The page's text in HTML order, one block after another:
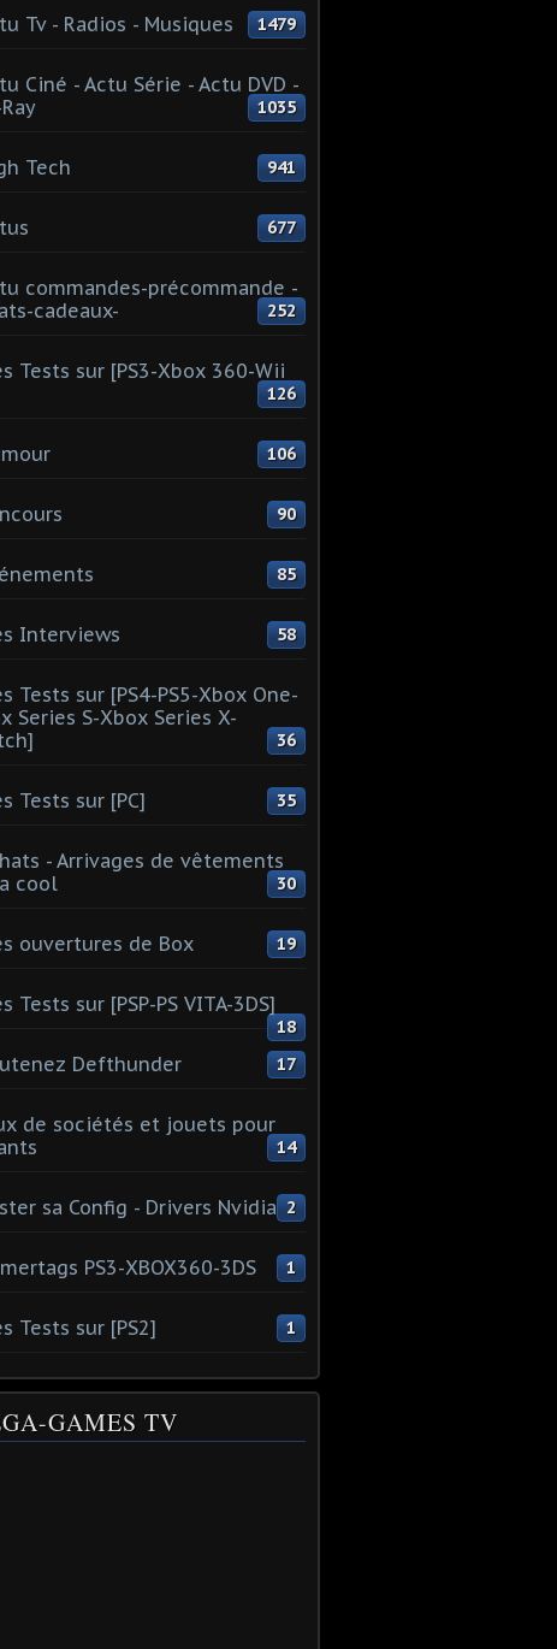
Tv - Radios - Musiques 1479
Ciné - Actu Série - Actu DVD -
1035
Tech 941
677
commandes-précommande -
cadeaux-
252
Tests sur [PS3-Xbox 360-Wii
126
106
90
85
Interviews 58
Tests sur [PS4-PS5-Xbox One-
Series S-Xbox Series X-
36
Tests sur [PC] 35
- Arrivages de vêtements
cool
30
ouvertures de Box 19
Tests sur [PSP-PS VITA-3DS]
18
Defthunder 17
de sociétés et jouets pour
14
sa Config - Drivers Nvidia 2
PS3-XBOX360-3DS 1
Tests sur [PS2] 1
GAMES TV